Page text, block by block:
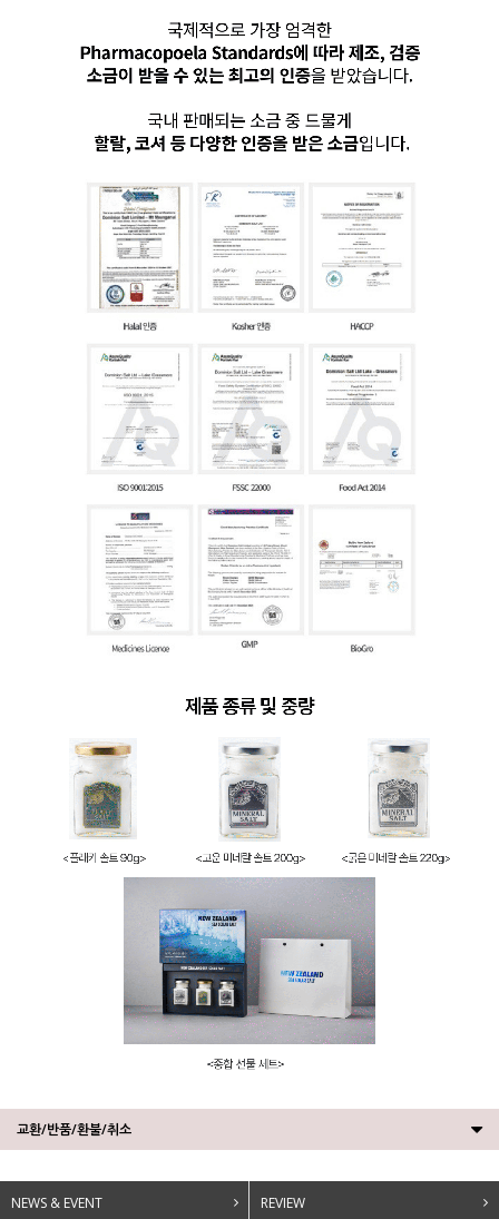
교환/반품/환불/취소
NEWS & EVENT REVIEW